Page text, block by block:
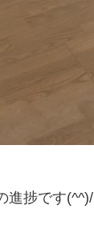
進捗です(^^)/